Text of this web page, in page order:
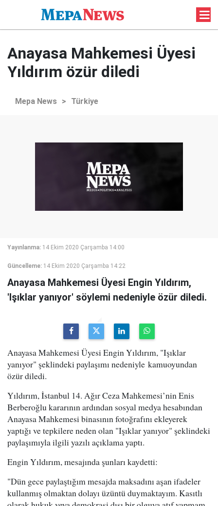
Anayasa Mahkemesi Üyesi
Yıldırım özür diledi
Mepa News > Türkiye
Yayınlanma: 14 Ekim 2020 Çarşamba 14:00
Güncelleme: 14 Ekim 2020 Çarşamba 14:22
Anayasa Mahkemesi Üyesi Engin Yıldırım,
'Işıklar yanıyor' söylemi nedeniyle özür diledi.
Anayasa Mahkemesi Üyesi Engin Yıldırım, "Işıklar
yanıyor" şeklindeki paylaşımı nedeniyle kamuoyundan
özür diledi.
Yıldırım, İstanbul 14. Ağır Ceza Mahkemesi’nin Enis
Berberoğlu kararının ardından sosyal medya hesabından
Anayasa Mahkemesi binasının fotoğrafını ekleyerek
yaptığı ve tepkilere neden olan "Işıklar yanıyor" şeklindeki
paylaşımıyla ilgili yazılı açıklama yaptı.
Engin Yıldırım, mesajında şunları kaydetti:
"Dün gece paylaştığım mesajda maksadını aşan ifadeler
kullanmış olmaktan dolayı üzüntü duymaktayım. Kasıtlı